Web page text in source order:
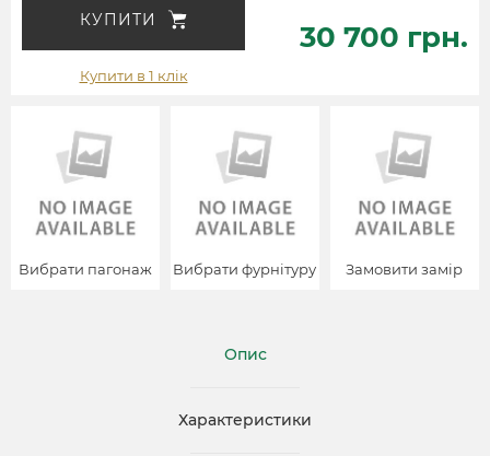
КУПИТИ
Купити в 1 клік
30 700 грн.
Вибрати пагонаж Вибрати фурнітуру Замовити замір
Опис
Характеристики